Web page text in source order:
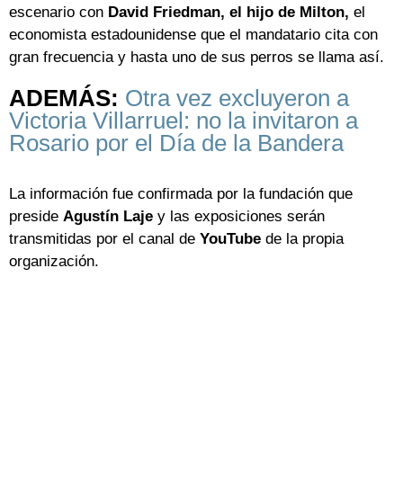
escenario con David Friedman, el hijo de Milton, el
economista estadounidense que el mandatario cita con
gran frecuencia y hasta uno de sus perros se llama así.
ADEMÁS: Otra vez excluyeron a
Victoria Villarruel: no la invitaron a
Rosario por el Día de la Bandera
La información fue confirmada por la fundación que
preside Agustín Laje y las exposiciones serán
transmitidas por el canal de YouTube de la propia
organización.